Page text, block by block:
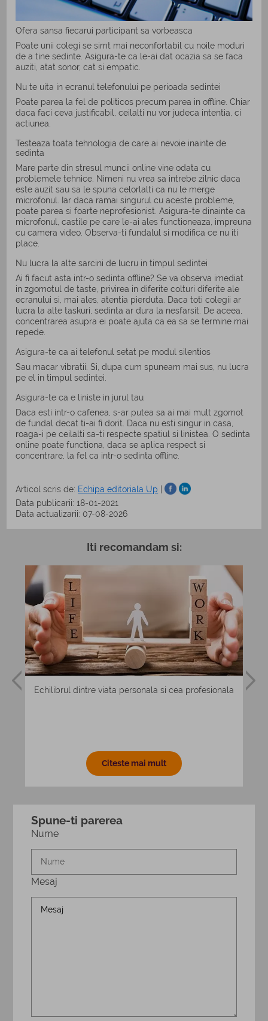
Ofera sansa fiecarui participant sa vorbeasca
Poate unii colegi se simt mai neconfortabil cu noile moduri
de a tine sedinte. Asigura-te ca le-ai dat ocazia sa se faca
auziti, atat sonor, cat si empatic.
Nu te uita in ecranul telefonului pe perioada sedintei
Poate parea la fel de politicos precum parea in offline. Chiar
daca faci ceva justificabil, ceilalti nu vor judeca intentia, ci
actiunea.
Testeaza toata tehnologia de care ai nevoie inainte de
sedinta
Mare parte din stresul muncii online vine odata cu
problemele tehnice. Nimeni nu vrea sa intrebe zilnic daca
este auzit sau sa le spuna celorlalti ca nu le merge
microfonul. Iar daca ramai singurul cu aceste probleme,
poate parea si foarte neprofesionist. Asigura-te dinainte ca
microfonul, castile pe care le-ai ales functioneaza, impreuna
cu camera video. Observa-ti fundalul si modifica ce nu iti
place.
Nu lucra la alte sarcini de lucru in timpul sedintei
Ai fi facut asta intr-o sedinta offline? Se va observa imediat
in zgomotul de taste, privirea in diferite colturi diferite ale
ecranului si, mai ales, atentia pierduta. Daca toti colegii ar
lucra la alte taskuri, sedinta ar dura la nesfarsit. De aceea,
concentrarea asupra ei poate ajuta ca ea sa se termine mai
repede.
Asigura-te ca ai telefonul setat pe modul silentios
Sau macar vibratii. Si, dupa cum spuneam mai sus, nu lucra
pe el in timpul sedintei.
Asigura-te ca e liniste in jurul tau
Daca esti intr-o cafenea, s-ar putea sa ai mai mult zgomot
de fundal decat ti-ai fi dorit. Daca nu esti singur in casa,
roaga-i pe ceilalti sa-ti respecte spatiul si linistea. O sedinta
online poate functiona, daca se aplica respect si
concentrare, la fel ca intr-o sedinta offline.
Articol scris de: Echipa editoriala Up |
Data publicarii: 18-01-2021
Data actualizarii: 07-08-2026
Iti recomandam si:
Echilibrul dintre viata personala si cea profesionala
Citeste mai mult
Spune-ti parerea
Nume
Mesaj